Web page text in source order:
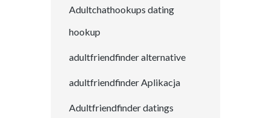
Adultchathookups dating
hookup
adultfriendfinder alternative
adultfriendfinder Aplikacja
Adultfriendfinder datings